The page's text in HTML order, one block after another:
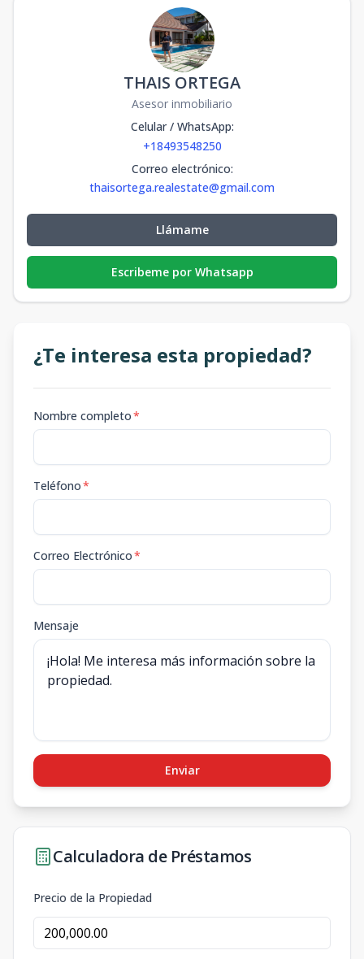
THAIS ORTEGA
Asesor inmobiliario
Celular / WhatsApp:
+18493548250
Correo electrónico:
thaisortega.realestate@gmail.com
Llámame
Escribeme por Whatsapp
¿Te interesa esta propiedad?
Nombre completo*
Teléfono*
Correo Electrónico*
Mensaje
Enviar
Calculadora de Préstamos
Precio de la Propiedad